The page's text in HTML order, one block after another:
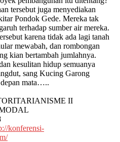
tersebut juga menyediakan
Pondok Gede. Mereka tak
terhadap sumber air mereka.
karena tidak ada lagi tanah
mewabah, dan rombongan
kian bertambah jumlahnya.
kesulitan hidup semuanya
sang Kucing Garong
mata…..
II
konferensi-